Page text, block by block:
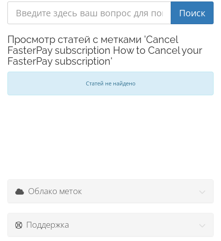
Просмотр статей с метками 'Cancel
FasterPay subscription How to Cancel your
FasterPay subscription'
Статей не найдено
Облако меток
Поддержка